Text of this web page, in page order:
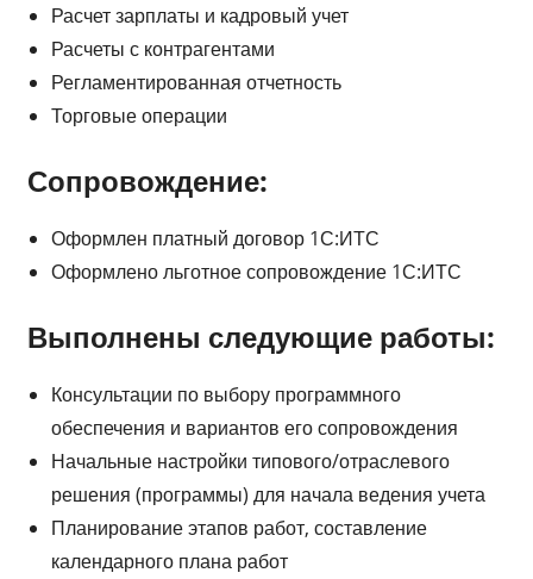
Расчет зарплаты и кадровый учет
Расчеты с контрагентами
Регламентированная отчетность
Торговые операции
Сопровождение:
Оформлен платный договор 1С:ИТС
Оформлено льготное сопровождение 1С:ИТС
Выполнены следующие работы:
Консультации по выбору программного
обеспечения и вариантов его сопровождения
Начальные настройки типового/отраслевого
решения (программы) для начала ведения учета
Планирование этапов работ, составление
календарного плана работ